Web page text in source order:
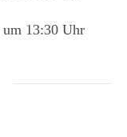
um 13:30 Uhr